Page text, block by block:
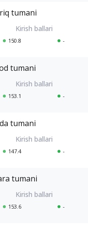
tumani
150.8 -
tumani
153.1 -
tumani
147.4 -
tumani
153.6 -